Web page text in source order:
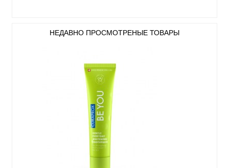
НЕДАВНО ПРОСМОТРЕНЫЕ ТОВАРЫ